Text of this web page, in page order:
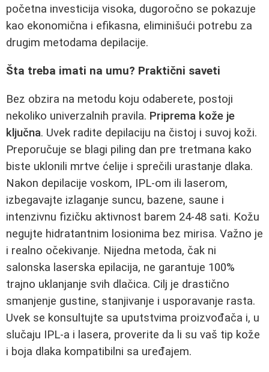
početna investicija visoka, dugoročno se pokazuje
kao ekonomična i efikasna, eliminišući potrebu za
drugim metodama depilacije.
Šta treba imati na umu? Praktični saveti
Bez obzira na metodu koju odaberete, postoji
nekoliko univerzalnih pravila. Priprema kože je
ključna. Uvek radite depilaciju na čistoj i suvoj koži.
Preporučuje se blagi piling dan pre tretmana kako
biste uklonili mrtve ćelije i sprečili urastanje dlaka.
Nakon depilacije voskom, IPL-om ili laserom,
izbegavajte izlaganje suncu, bazene, saune i
intenzivnu fizičku aktivnost barem 24-48 sati. Kožu
negujte hidratantnim losionima bez mirisa. Važno je
i realno očekivanje. Nijedna metoda, čak ni
salonska laserska epilacija, ne garantuje 100%
trajno uklanjanje svih dlačica. Cilj je drastično
smanjenje gustine, stanjivanje i usporavanje rasta.
Uvek se konsultujte sa uputstvima proizvođača i, u
slučaju IPL-a i lasera, proverite da li su vaš tip kože
i boja dlaka kompatibilni sa uređajem.